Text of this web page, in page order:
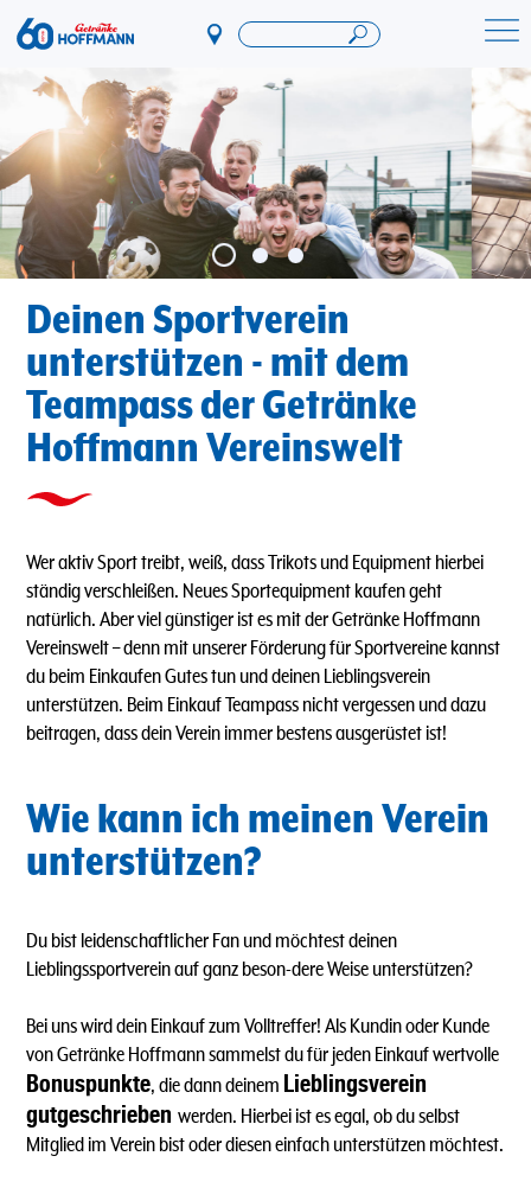
Direkt
zum
Deinen Sportverein
unterstützen - mit dem
Teampass der Getränke
Hoffmann Vereinswelt
Wer aktiv Sport treibt, weiß, dass Trikots und Equipment hierbei
ständig verschleißen. Neues Sportequipment kaufen geht
natürlich. Aber viel günstiger ist es mit der Getränke Hoffmann
Vereinswelt – denn mit unserer Förderung für Sportvereine kannst
du beim Einkaufen Gutes tun und deinen Lieblingsverein
unterstützen. Beim Einkauf Teampass nicht vergessen und dazu
beitragen, dass dein Verein immer bestens ausgerüstet ist!
Wie kann ich meinen Verein
unterstützen?
Du bist leidenschaftlicher Fan und möchtest deinen
Lieblingssportverein auf ganz beson-dere Weise unterstützen?
Bei uns wird dein Einkauf zum Volltreffer! Als Kundin oder Kunde
von Getränke Hoffmann sammelst du für jeden Einkauf wertvolle
Bonuspunkte, die dann deinem Lieblingsverein
gutgeschrieben werden. Hierbei ist es egal, ob du selbst
Mitglied im Verein bist oder diesen einfach unterstützen möchtest.